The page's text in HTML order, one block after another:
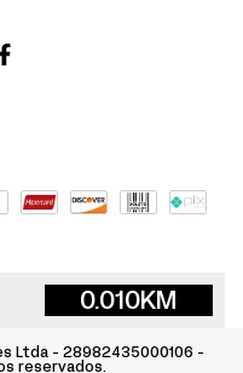
0.010KM
Ltda - 28982435000106 -
reservados.